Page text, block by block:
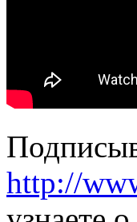
http://